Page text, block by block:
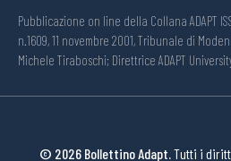
Pubblicazione on line della Collana ADAPT
n.1609, 11 novembre 2001, Tribunale di
Michele Tiraboschi; Direttrice ADAPT
© 2026 Bollettino Adapt.Tutti i